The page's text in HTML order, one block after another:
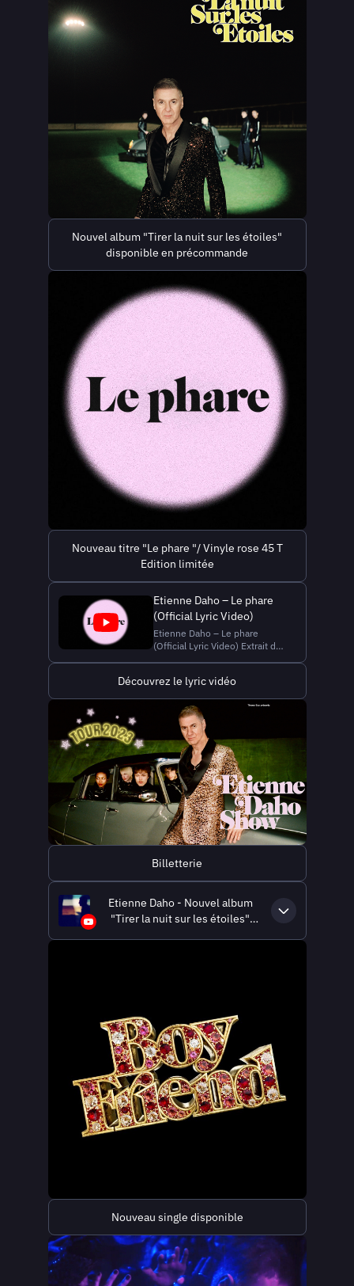
Nouvel album "Tirer la nuit sur les étoiles"
disponible en précommande
Nouveau titre "Le phare "/ Vinyle rose 45 T
Edition limitée
Etienne Daho – Le phare
(Official Lyric Video)
Etienne Daho – Le phare
(Official Lyric Video) Extrait du
précommande 👉
https://etiennedaho.lnk.to/
Suivez Etienne Daho :
Abonnez-vous à sa chaîne
YouTube : https://www...
Découvrez le lyric vidéo
Billetterie
Etienne Daho - Nouvel album
"Tirer la nuit sur les étoiles"
Nouveau single disponible